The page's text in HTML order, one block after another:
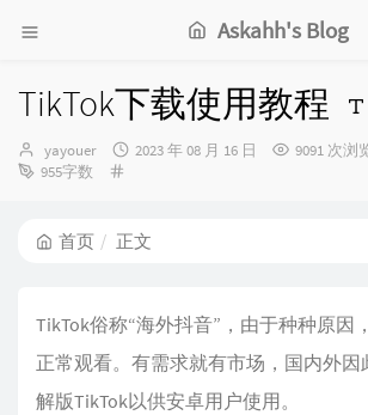
Askahh's Blog
TikTok下载使用教程
博
主：
yayouer
发
2023 年 08 月 16 日 9091 次浏
955字数
首页 正文
TikTok俗称“海外抖音”，由于种种原因
正常观看。有需求就有市场，国内外因
解版TikTok以供安卓用户使用。